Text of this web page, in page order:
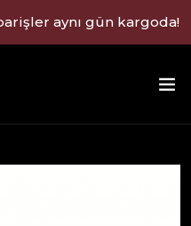
aynı gün kargoda!